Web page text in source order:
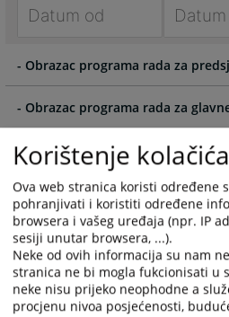
forward
to
interact
with
the
calendar
and
select
a
date.
Press
the
question
forward
to
interact
with
the
calendar
and
select
a
date.
Press
the
question
- Obrazac programa rada za
- Obrazac programa rada za
Korištenje kolačića
Ova web stranica koristi određene
pohranjivati i koristiti određene
browsera i vašeg uređaja (npr. IP
sesiji unutar browsera, ...).
Neke od ovih informacija su nam
stranica ne bi mogla fukcionisati u
neke nisu prijeko neophodne a
procjenu nivoa posjećenosti,